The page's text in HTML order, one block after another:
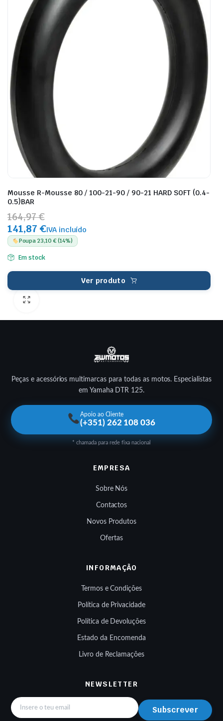
Mousse R-Mousse 80 / 100-21-90 / 90-21 HARD SOFT (0.4-
0.5)BAR
164,97 €
141,87 €IVA incluído
Poupa 23,10 € (14%)
Em stock
Ver produto
Peças e acessórios multimarcas para todas as motos. Especialistas
em Yamaha DTR 125.
Apoio ao Cliente
(+351) 262 108 036
* chamada para rede fixa nacional
EMPRESA
Sobre Nós
Contactos
Novos Produtos
Ofertas
INFORMAÇÃO
Termos e Condições
Política de Privacidade
Política de Devoluções
Estado da Encomenda
Livro de Reclamações
NEWSLETTER
Subscrever